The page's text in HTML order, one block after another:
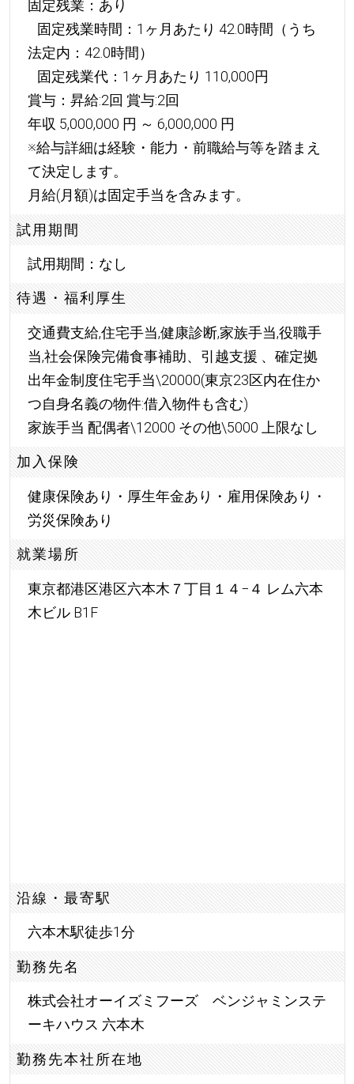
固定残業：あり
固定残業時間：1ヶ月あたり 42.0時間（うち
法定内：42.0時間）
固定残業代：1ヶ月あたり 110,000円
賞与：昇給:2回 賞与:2回
年収 5,000,000 円 ～ 6,000,000 円
※給与詳細は経験・能力・前職給与等を踏まえ
て決定します。
月給(月額)は固定手当を含みます。
試用期間
試用期間：なし
待遇・福利厚生
交通費支給,住宅手当,健康診断,家族手当,役職手
当,社会保険完備食事補助、引越支援 、確定拠
出年金制度住宅手当\20000(東京23区内在住か
つ自身名義の物件:借入物件も含む)
家族手当 配偶者\12000 その他\5000 上限なし
加入保険
健康保険あり・厚生年金あり・雇用保険あり・
労災保険あり
就業場所
東京都港区港区六本木７丁目１４−４ レム六本
木ビル B1F
沿線・最寄駅
六本木駅徒歩1分
勤務先名
株式会社オーイズミフーズ ベンジャミンステ
ーキハウス 六本木
勤務先本社所在地